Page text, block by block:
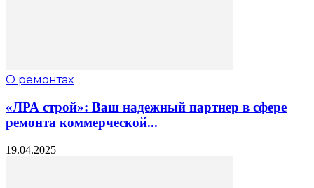
О ремонтах
«ЛРА строй»: Ваш надежный партнер в сфере
ремонта коммерческой...
19.04.2025